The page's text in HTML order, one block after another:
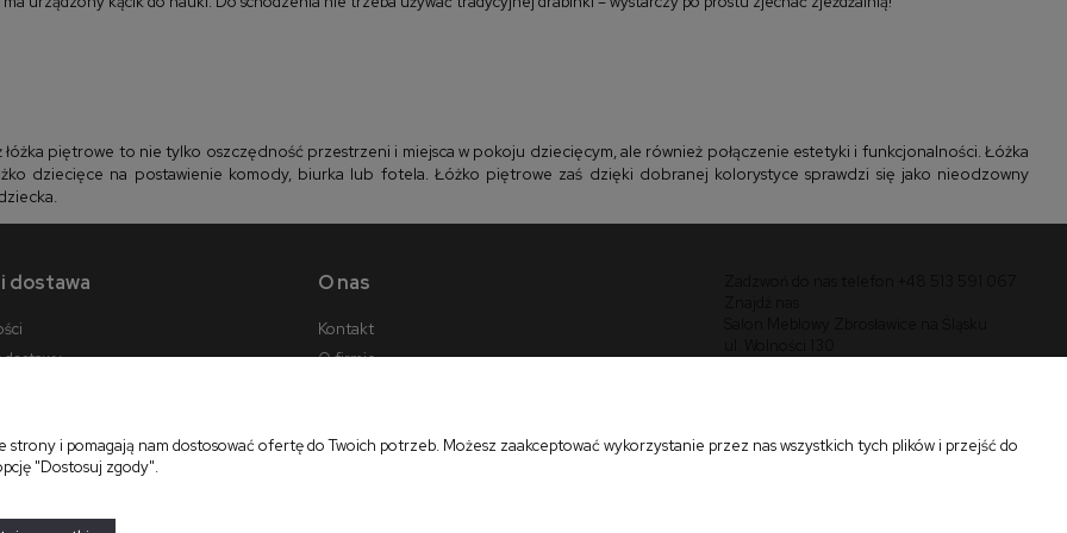
piętrowe to nie tylko oszczędność przestrzeni i miejsca w pokoju dziecięcym, ale również połączenie estetyki i funkcjonalności. Łóżka
dziecięce na postawienie komody, biurka lub fotela. Łóżko piętrowe zaś dzięki dobranej kolorystyce sprawdzi się jako nieodzowny
dostawa
dostawy
O nas
Kontakt
O firmie
i pomagają nam dostosować ofertę do Twoich potrzeb. Możesz zaakceptować wykorzystanie przez nas wszystkich tych plików i przejść do
"Dostosuj zgody".